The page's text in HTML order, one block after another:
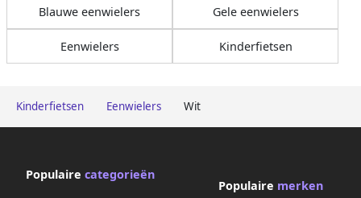
Kinderfietsen Eenwielers Wit
Blauwe eenwielers Gele eenwielers
Eenwielers Kinderfietsen
Populaire categorieën
Populaire merken